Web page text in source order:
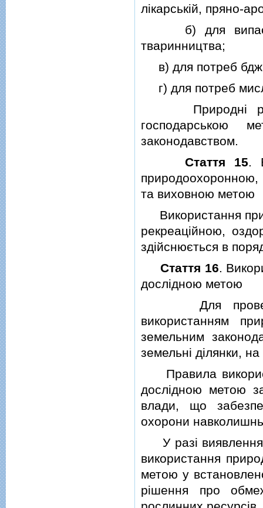
лiкарськiй, пряно-
б) для
тваринництва;
в) для потреб
г) для потреб
Природнi
господарською
законодавством.
Стаття 15.
та виховною метою
Використання
рекреацiйною,
здiйснюється в
Стаття 16.
дослiдною метою
Для
використанням
земельним
земельнi дiлянки, на
Правила
дослiдною метою
влади, що
охорони
У разi виявлення
використання
метою у
рiшення про